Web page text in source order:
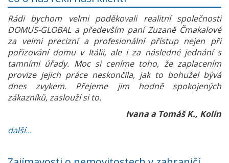
Rádi bychom velmi poděkovali realitní společnosti
DOMUS-GLOBAL a především paní Zuzaně Čmakalové
za velmi precizní a profesionální přístup nejen při
pořizování domu v Itálii, ale i za následné jednání s
tamními úřady. Moc si ceníme toho, že zaplacením
provize jejich práce neskončila, jak to bohužel bývá
dnes zvykem. Přejeme jim hodně spokojených
zákazníků, zaslouží si to.
Ivana a Tomáš K., Kolín
další...